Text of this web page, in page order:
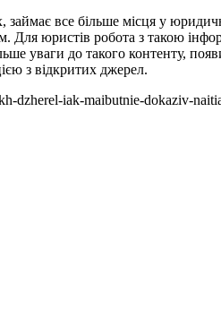
все більше місця у
Для юристів робота з такою
уваги до такого контенту,
з відкритих джерел.
dzherel-iak-maibutnie-dokaziv-